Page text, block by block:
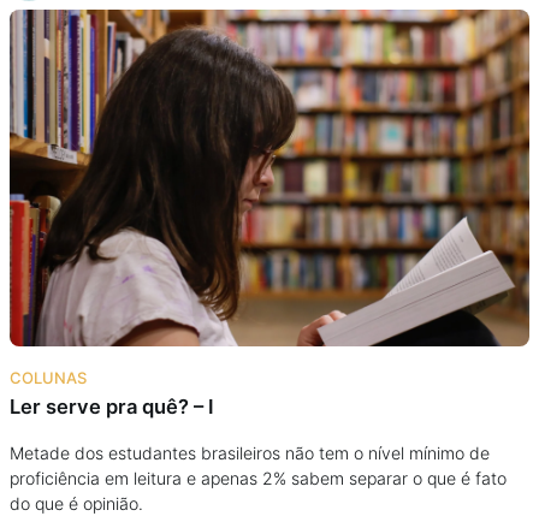
COLUNAS
Ler serve pra quê? – I
Metade dos estudantes brasileiros não tem o nível mínimo de
proficiência em leitura e apenas 2% sabem separar o que é fato
do que é opinião.